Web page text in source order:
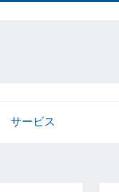
サービス